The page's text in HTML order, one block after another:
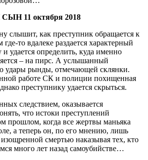
11 октября 2018
слышит, как преступник обращается к
где-то вдалеке раздается характерный
удается определить, куда именно
– на пирс. А услышанный
удары рынды, отмечающей склянки.
работе СК и полиции похищенная
преступнику удается скрыться.
следствием, оказывается
что истоки преступлений
прошлом, когда все жертвы маньяка
а теперь он, по его мнению, лишь
смертью наказывая тех, кто
много лет назад самоубийстве…